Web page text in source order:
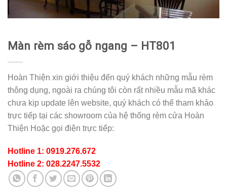
Màn rèm sáo gỗ ngang – HT801
Hoàn Thiện xin giới thiệu đến quý khách những mẫu rèm
thông dụng, ngoài ra chúng tôi còn rất nhiều mẫu mã khác
chưa kịp update lên website, quý khách có thể tham khảo
trực tiếp tại các showroom của hệ thống rèm cửa Hoàn
Thiện Hoặc gọi điện trực tiếp:
Hotline 1: 0919.276.672
Hotline 2: 028.2247.5532